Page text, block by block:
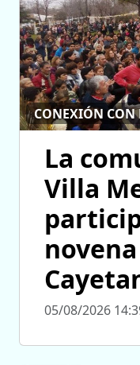
CONEXIÓN CON
La
Villa
05/08/2026